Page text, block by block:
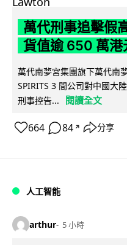
萬代刑事追擊假
貨值逾 650 萬港
萬代南夢宮集團旗下萬代南
SPIRITS 3 間公司對中國大
刑事控告...
閱讀全文
664 84 ↗ 分享
人工智能
arthur 5 小時